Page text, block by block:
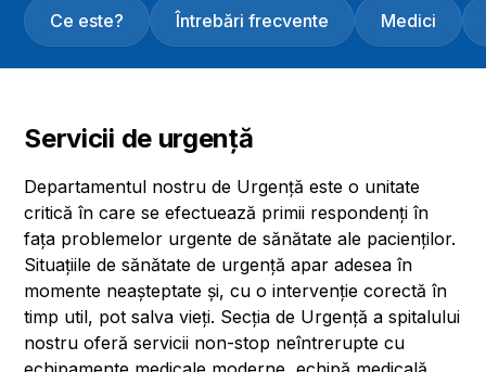
Ce este? Întrebări frecvente Medici
Servicii de urgență
Departamentul nostru de Urgență este o unitate
critică în care se efectuează primii respondenți în
fața problemelor urgente de sănătate ale pacienților.
Situațiile de sănătate de urgență apar adesea în
momente neașteptate și, cu o intervenție corectă în
timp util, pot salva vieți. Secția de Urgență a spitalului
nostru oferă servicii non-stop neîntrerupte cu